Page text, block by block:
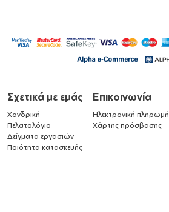
Σχετικά με εμάς
Χονδρική
Πελατολόγιο
Δείγματα εργασιών
Ποιότητα κατασκευής
Επικοινωνία
Ηλεκτρονική πληρωμή
Χάρτης πρόσβασης